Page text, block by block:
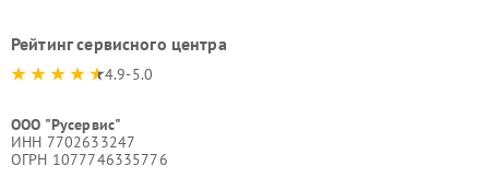
Рейтинг сервисного центра
4.9-5.0
ООО "Русервис"
ИНН 7702633247
ОГРН 1077746335776